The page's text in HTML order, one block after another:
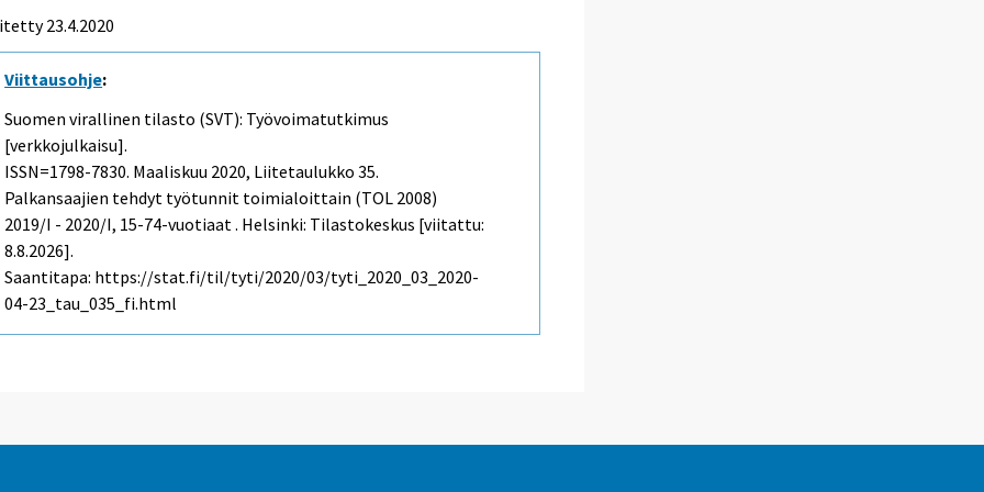
23.4.2020
Viittausohje:
Suomen virallinen tilasto (SVT): Työvoimatutkimus
[verkkojulkaisu].
ISSN=1798-7830. Maaliskuu 2020, Liitetaulukko 35.
Palkansaajien tehdyt työtunnit toimialoittain (TOL 2008)
2019/I - 2020/I, 15-74-vuotiaat . Helsinki: Tilastokeskus [viitattu:
8.8.2026].
Saantitapa: https://stat.fi/til/tyti/2020/03/tyti_2020_03_2020-
04-23_tau_035_fi.html